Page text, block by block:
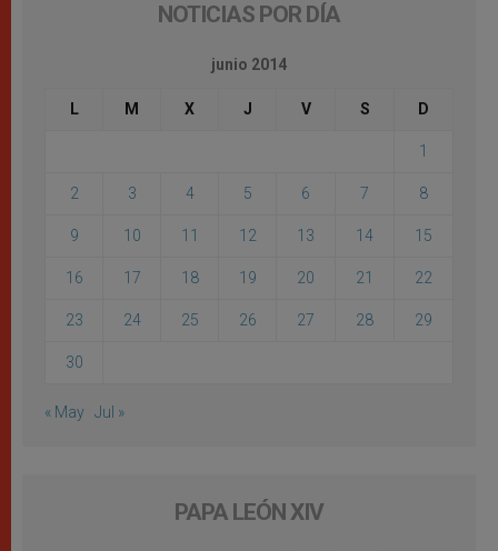
NOTICIAS POR DÍA
junio 2014
L M X J V S D
1
2 3 4 5 6 7 8
9 10 11 12 13 14 15
16 17 18 19 20 21 22
23 24 25 26 27 28 29
30
« May Jul »
PAPA LEÓN XIV